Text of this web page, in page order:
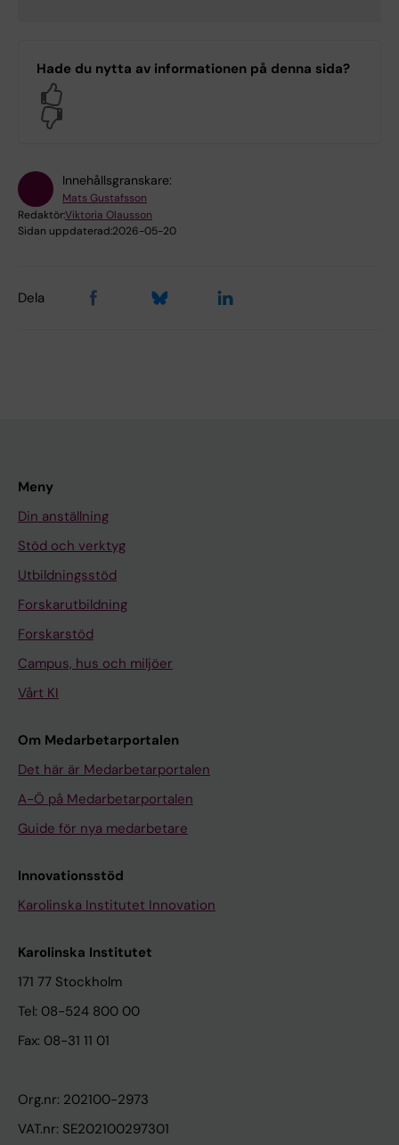
Hade du nytta av informationen på denna sida?
Innehållsgranskare:
Mats Gustafsson
Redaktör:Viktoria Olausson
Sidan uppdaterad:2026-05-20
Dela
Meny
Din anställning
Stöd och verktyg
Utbildningsstöd
Forskarutbildning
Forskarstöd
Campus, hus och miljöer
Vårt KI
Om Medarbetarportalen
Det här är Medarbetarportalen
A-Ö på Medarbetarportalen
Guide för nya medarbetare
Innovationsstöd
Karolinska Institutet Innovation
Karolinska Institutet
171 77 Stockholm
Tel: 08-524 800 00
Fax: 08-31 11 01
Org.nr: 202100-2973
VAT.nr: SE202100297301